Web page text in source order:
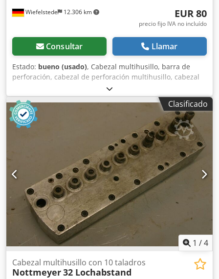
Wiefelstede 12.306 km EUR 80
precio fijo IVA no incluído
Consultar Llamar
Estado: bueno (usado), Cabezal multihusillo, barra de
perforación, cabezal de perforación multihusillo, cabezal
multihusillo articulado, taladradora de varios husillos,
cabezal de perforación para pasadores, taladradora para
pasadores, sistema de transmisión de perforación -
Cantidad: máx. 1 broca Cjdpfxob A R Rlj Agusrf -
Portabrocas: M8 -Dimensiones: 80/80/A150 mm -Peso: 0,8
Clasificado
1 /4
Cabezal multihusillo con 10 taladros
Nottmeyer32 Lochabstand